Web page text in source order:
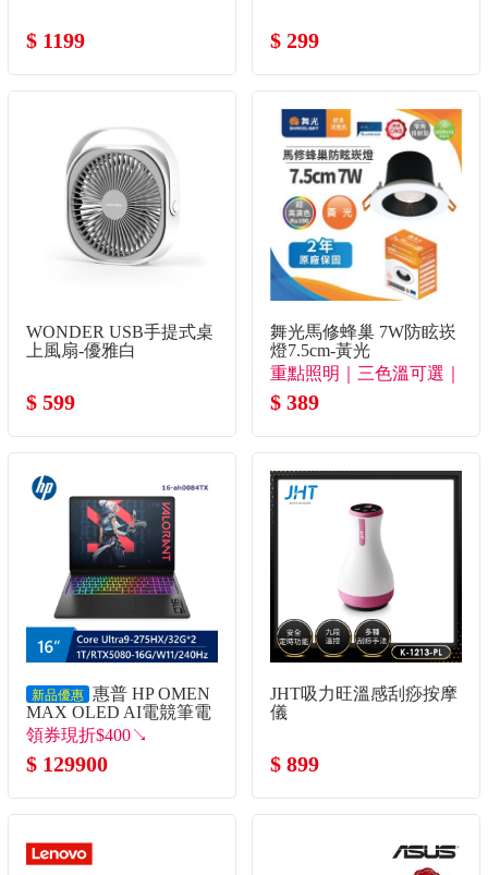
$ 1199 $ 299
WONDER USB手提式桌
上風扇-優雅白
$ 599
舞光馬修蜂巢 7W防眩崁
燈7.5cm-黃光
重點照明｜三色溫可選｜
極致防眩
$ 389
新品優惠 惠普 HP OMEN
MAX OLED AI電競筆電
16" (Intel Core Ultra9-
275HX/32G*2/1T/RTX5080-
16G/W11)
領券現折$400↘
$ 129900
JHT吸力旺溫感刮痧按摩
儀
$ 899